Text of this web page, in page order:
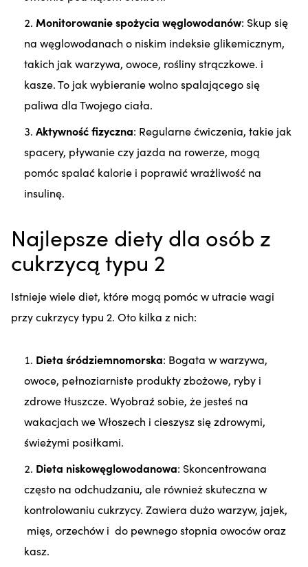
Monitorowanie spożycia węglowodanów: Skup się
na węglowodanach o niskim indeksie glikemicznym,
takich jak warzywa, owoce, rośliny strączkowe. i
kasze. To jak wybieranie wolno spalającego się
paliwa dla Twojego ciała.
Aktywność fizyczna: Regularne ćwiczenia, takie jak
spacery, pływanie czy jazda na rowerze, mogą
pomóc spalać kalorie i poprawić wrażliwość na
insulinę.
Najlepsze diety dla osób z
cukrzycą typu 2
Istnieje wiele diet, które mogą pomóc w utracie wagi
przy cukrzycy typu 2. Oto kilka z nich:
Dieta śródziemnomorska: Bogata w warzywa,
owoce, pełnoziarniste produkty zbożowe, ryby i
zdrowe tłuszcze. Wyobraź sobie, że jesteś na
wakacjach we Włoszech i cieszysz się zdrowymi,
świeżymi posiłkami.
Dieta niskowęglowodanowa: Skoncentrowana
często na odchudzaniu, ale również skuteczna w
kontrolowaniu cukrzycy. Zawiera dużo warzyw, jajek,
mięs, orzechów i do pewnego stopnia owoców oraz
kasz.